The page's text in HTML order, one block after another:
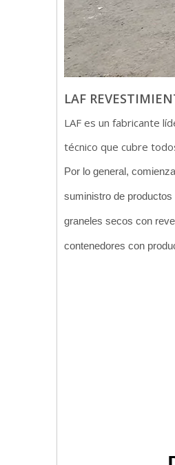
LAF
LAF es un fabricante
técnico que cubre
Por lo general,
suministro de
graneles secos con
contenedores con